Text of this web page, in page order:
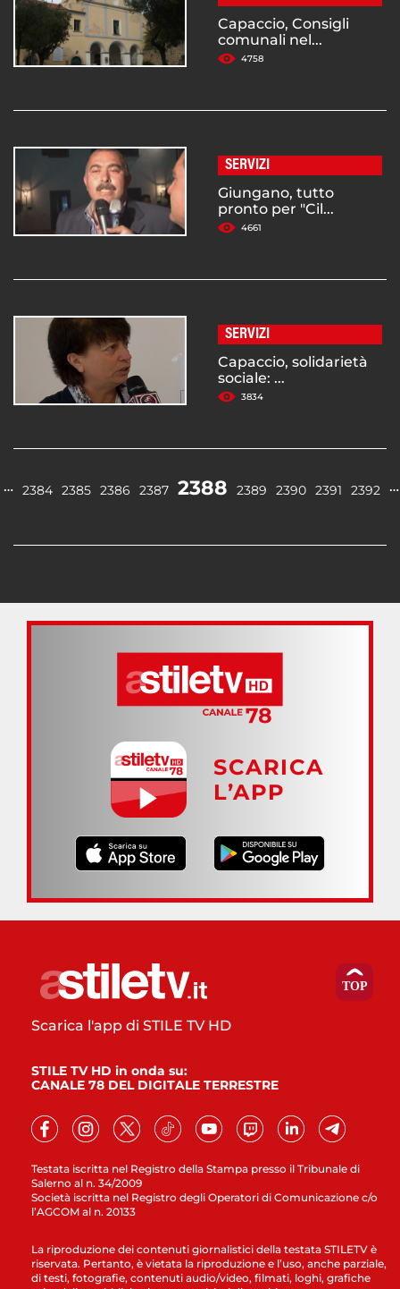
Capaccio, Consigli
comunali nel...
4758
SERVIZI
Giungano, tutto
pronto per "Cil...
4661
SERVIZI
Capaccio, solidarietà
sociale: ...
3834
… 2384 2385 2386 2387 2388 2389 2390 2391 2392 …
SCARICA
L’APP
Testata iscritta nel Registro della Stampa presso il Tribunale di
Salerno al n. 34/2009
Società iscritta nel Registro degli Operatori di Comunicazione c/o
l’AGCOM al n. 20133
Scarica l'app di STILE TV HD
STILE TV HD in onda su:
CANALE 78 DEL DIGITALE TERRESTRE
La riproduzione dei contenuti giornalistici della testata STILETV è
riservata. Pertanto, è vietata la riproduzione e l’uso, anche parziale,
di testi, fotografie, contenuti audio/video, filmati, loghi, grafiche